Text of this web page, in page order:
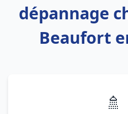
dépannage
Beaufort
🚿